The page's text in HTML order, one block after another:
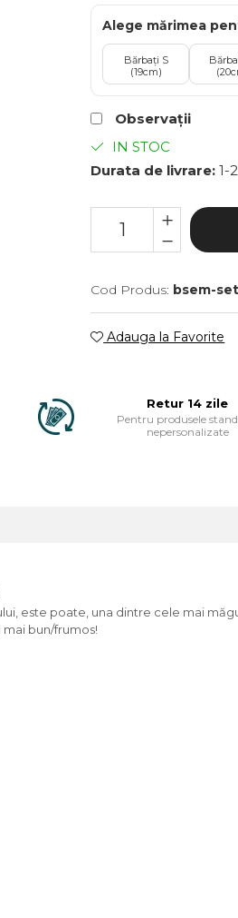
Alege mărimea
Bărbați S
(19cm)
Observații
IN STOC
Durata de livrare: 1-
Cod Produs: bsem-set
Adauga la Favorite
Retur 14 zile
Pentru produsele
nepersonalizate
este poate, una dintre cele mai
bun/frumos!